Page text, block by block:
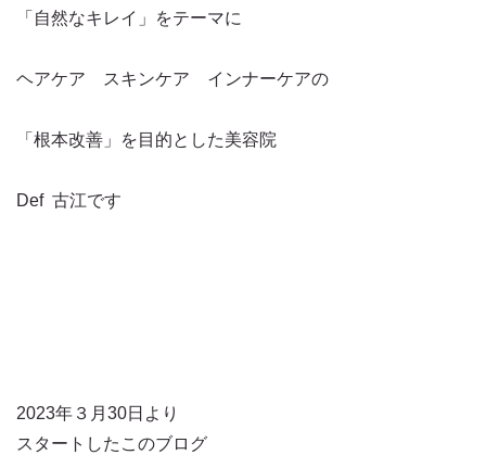
「自然なキレイ」をテーマに
ヘアケア スキンケア インナーケアの
「根本改善」を目的とした美容院
Def 古江です
2023年３月30日より
スタートしたこのブログ